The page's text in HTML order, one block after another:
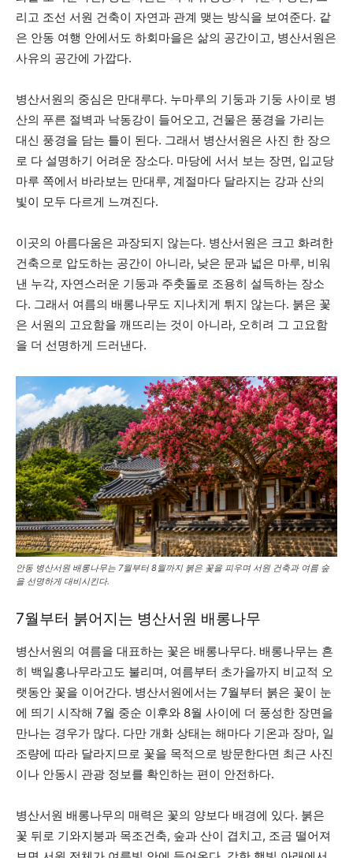
리고 조선 서원 건축이 자연과 관계 맺는 방식을 보여준다. 같
은 안동 여행 안에서도 하회마을은 삶의 공간이고, 병산서원은
사유의 공간에 가깝다.
병산서원의 중심은 만대루다. 누마루의 기둥과 기둥 사이로 병
산의 푸른 절벽과 낙동강이 들어오고, 건물은 풍경을 가리는
대신 풍경을 담는 틀이 된다. 그래서 병산서원은 사진 한 장으
로 다 설명하기 어려운 장소다. 마당에 서서 보는 장면, 입교당
마루 쪽에서 바라보는 만대루, 계절마다 달라지는 강과 산의
빛이 모두 다르게 느껴진다.
이곳의 아름다움은 과장되지 않는다. 병산서원은 크고 화려한
건축으로 압도하는 공간이 아니라, 낮은 문과 넓은 마루, 비워
낸 누각, 자연스러운 기둥과 주춧돌로 조용히 설득하는 장소
다. 그래서 여름의 배롱나무도 지나치게 튀지 않는다. 붉은 꽃
은 서원의 고요함을 깨뜨리는 것이 아니라, 오히려 그 고요함
을 더 선명하게 드러낸다.
안동 병산서원 배롱나무는 7월부터 8월까지 붉은 꽃을 피우며 서원 건축과 여름 숲
을 선명하게 대비시킨다.
7월부터 붉어지는 병산서원 배롱나무
병산서원의 여름을 대표하는 꽃은 배롱나무다. 배롱나무는 흔
히 백일홍나무라고도 불리며, 여름부터 초가을까지 비교적 오
랫동안 꽃을 이어간다. 병산서원에서는 7월부터 붉은 꽃이 눈
에 띄기 시작해 7월 중순 이후와 8월 사이에 더 풍성한 장면을
만나는 경우가 많다. 다만 개화 상태는 해마다 기온과 장마, 일
조량에 따라 달라지므로 꽃을 목적으로 방문한다면 최근 사진
이나 안동시 관광 정보를 확인하는 편이 안전하다.
병산서원 배롱나무의 매력은 꽃의 양보다 배경에 있다. 붉은
꽃 뒤로 기와지붕과 목조건축, 숲과 산이 겹치고, 조금 떨어져